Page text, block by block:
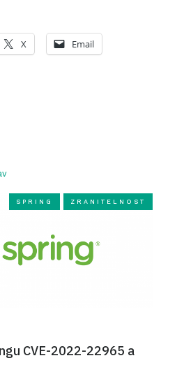
X Email
SPRING ZRANITELNOST
CVE-2022-22965 a